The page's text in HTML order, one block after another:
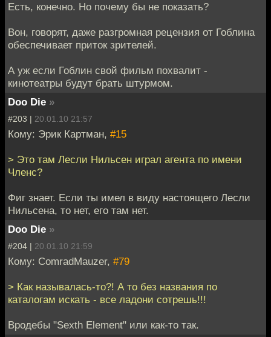
Есть, конечно. Но почему бы не показать?
Вон, говорят, даже разгромная рецензия от Гоблина
обеспечивает приток зрителей.
А уж если Гоблин свой фильм похвалит -
кинотеатры будут брать штурмом.
Doo Die »
#203 | 20.01.10 21:57
Кому: Эрик Картман, #15
> Это там Лесли Нильсен играл агента по имени
Членс?
Фиг знает. Если ты имел в виду настоящего Лесли
Нильсена, то нет, его там нет.
Doo Die »
#204 | 20.01.10 21:59
Кому: ComradMauzer, #79
> Как называлась-то?! А то без названия по
каталогам искать - все ладони сотрешь!!!
Вродебы "Sexth Element" или как-то так.